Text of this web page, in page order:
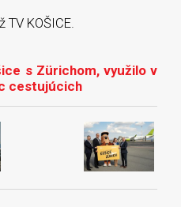
KOŠICE.
s Zürichom, využilo v
cestujúcich